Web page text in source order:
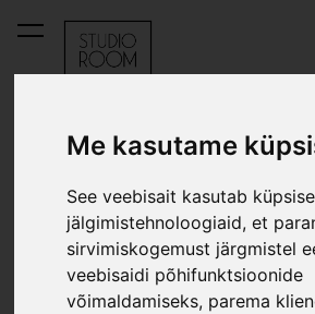
Me kasutame
See veebisait kasutab
jälgimistehnoloogiaid, et
sirvimiskogemust järgmistel
veebisaidi põhifunktsioonide
võimaldamiseks, parema
lisati ostukorvi.
Einekarp Jungle